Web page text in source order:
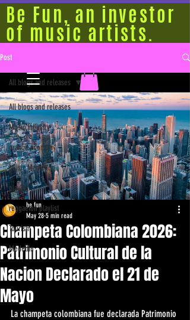
Be Fun, an investor
of music artists.
Post
All blogs and releases
Music Industry
orange economy
Music Marketing
playlist
reggaeton playlist
Tourism
Medellín
All blogs and releases
Champeta Colombiana 2026:
Patrimonio Cultural de la
Nacion Declarado el 21 de
Mayo
be fun
May 28 5 min read
La champeta colombiana fue declarada Patrimonio